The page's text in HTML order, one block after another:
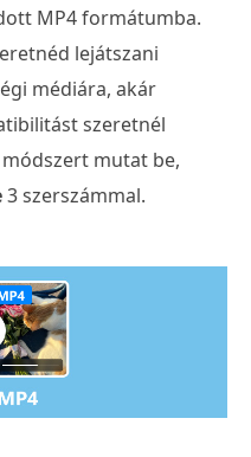
MP4 formátumba.
lejátszani
médiára, akár
szeretnél
mutat be,
3 szerszámmal.